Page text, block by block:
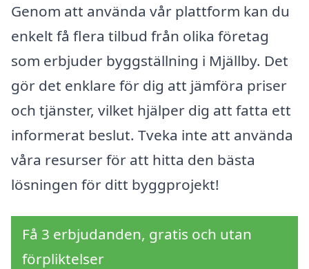
Genom att använda vår plattform kan du
enkelt få flera tilbud från olika företag
som erbjuder byggställning i Mjällby. Det
gör det enklare för dig att jämföra priser
och tjänster, vilket hjälper dig att fatta ett
informerat beslut. Tveka inte att använda
våra resurser för att hitta den bästa
lösningen för ditt byggprojekt!
Få 3 erbjudanden, gratis och utan
förpliktelser